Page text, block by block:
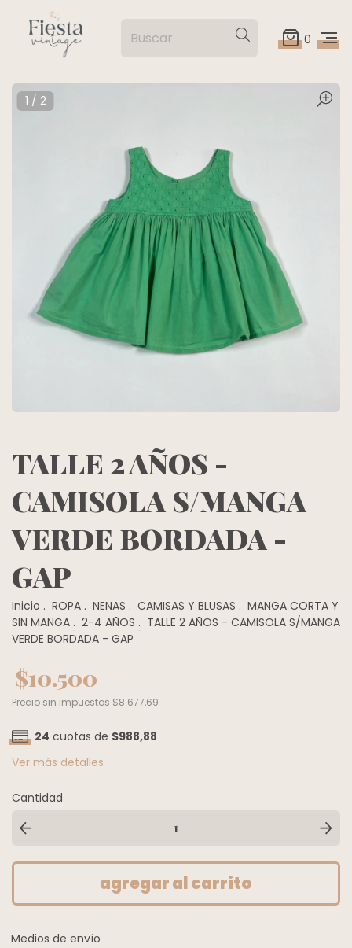
0
TALLE 2 AÑOS -
CAMISOLA S/MANGA
VERDE BORDADA -
GAP
Inicio . ROPA . NENAS . CAMISAS Y BLUSAS . MANGA CORTA Y
SIN MANGA . 2-4 AÑOS . TALLE 2 AÑOS - CAMISOLA S/MANGA
VERDE BORDADA - GAP
$10.500
Precio sin impuestos $8.677,69
24 cuotas de $988,88
Ver más detalles
Cantidad
Medios de envío
1 / 2